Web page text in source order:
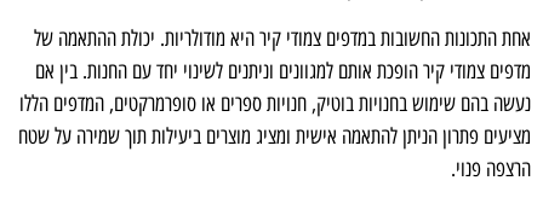
אחת התכונות החשובות במדפים צמודי קיר היא מודולריות. יכולת ההתאמה של
מדפים צמודי קיר הופכת אותם למגוונים וניתנים לשינוי יחד עם החנות. בין אם
נעשה בהם שימוש בחנויות בוטיק, חנויות ספרים או סופרמרקטים, המדפים הללו
מציעים פתרון הניתן להתאמה אישית ומציג מוצרים ביעילות תוך שמירה על שטח
הרצפה פנוי.